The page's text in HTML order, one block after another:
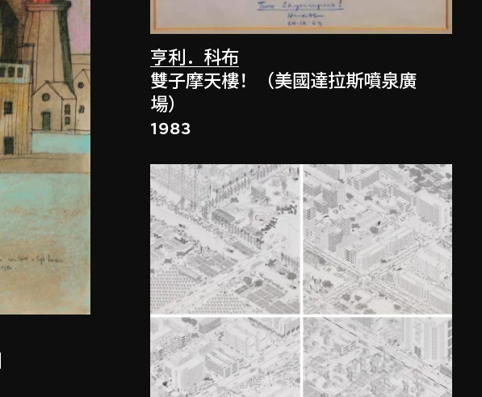
亨利．科布
雙子摩天樓！（美國達拉斯噴泉廣
場）
1983